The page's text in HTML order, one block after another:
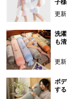
子
更
洗
も
更
ボ
す